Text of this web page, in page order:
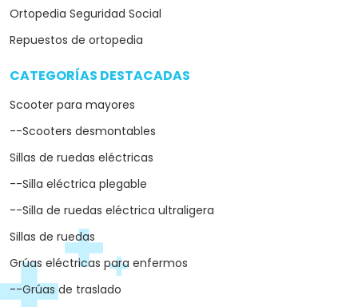
Ortopedia Seguridad Social
Repuestos de ortopedia
CATEGORÍAS DESTACADAS
Scooter para mayores
--Scooters desmontables
Sillas de ruedas eléctricas
--Silla eléctrica plegable
--Silla de ruedas eléctrica ultraligera
Sillas de ruedas
Grúas eléctricas para enfermos
--Grúas de traslado